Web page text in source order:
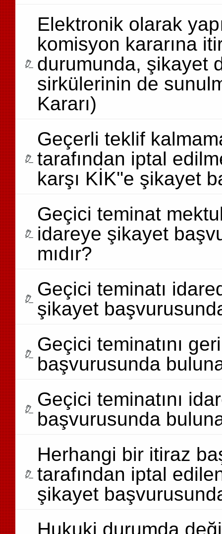
Elektronik olarak
komisyon kararına
durumunda, şikayet
sirkülerinin de
Kararı)
Geçerli teklif
tarafından iptal
karşı KİK''e şikayet
Geçici teminat
idareye şikayet
mıdır?
Geçici teminatı
şikayet
Geçici teminatını
başvurusunda
Geçici teminatını
başvurusunda
Herhangi bir itiraz
tarafından iptal
şikayet
Hukuki durumda